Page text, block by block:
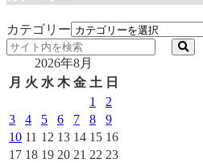
カテゴリー
2026年8月
月 火 水 木 金 土 日
1
2
3
4 5 6 7 8
9
10 11 12 13 14 15 16
17 18 19 20 21 22 23